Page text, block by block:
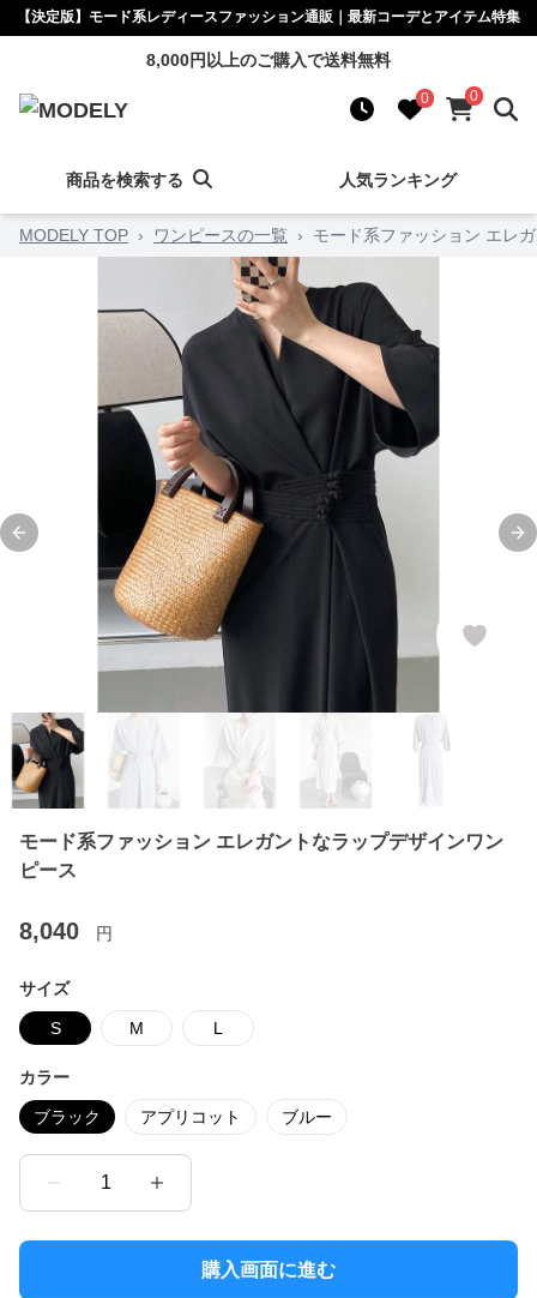
【決定版】モード系レディースファッション通販｜最新コーデとアイテム特集
8,000円以上のご購入で送料無料
0 0
商品を検索する 人気ランキング
MODELY TOP › ワンピースの一覧 › モード系ファッション エレ
Previous slide
モード系ファッション エレガントなラップデザインワン
ピース
8,040 円
サイズ
S M L
カラー
ブラック アプリコット ブルー
1
購入画面に進む